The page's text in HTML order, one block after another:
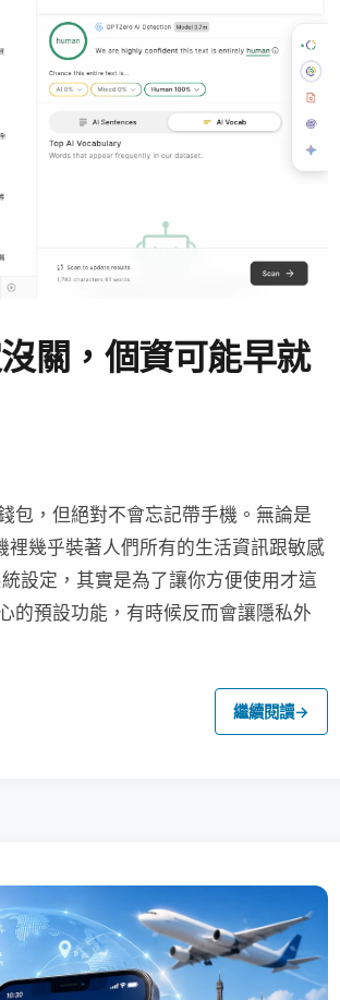
關，個資可能早就
包，但絕對不會忘記帶手機。無論是
幾乎裝著人們所有的生活資訊跟敏感
設定，其實是為了讓你方便使用才這
的預設功能，有時候反而會讓隱私外
繼續閱讀→